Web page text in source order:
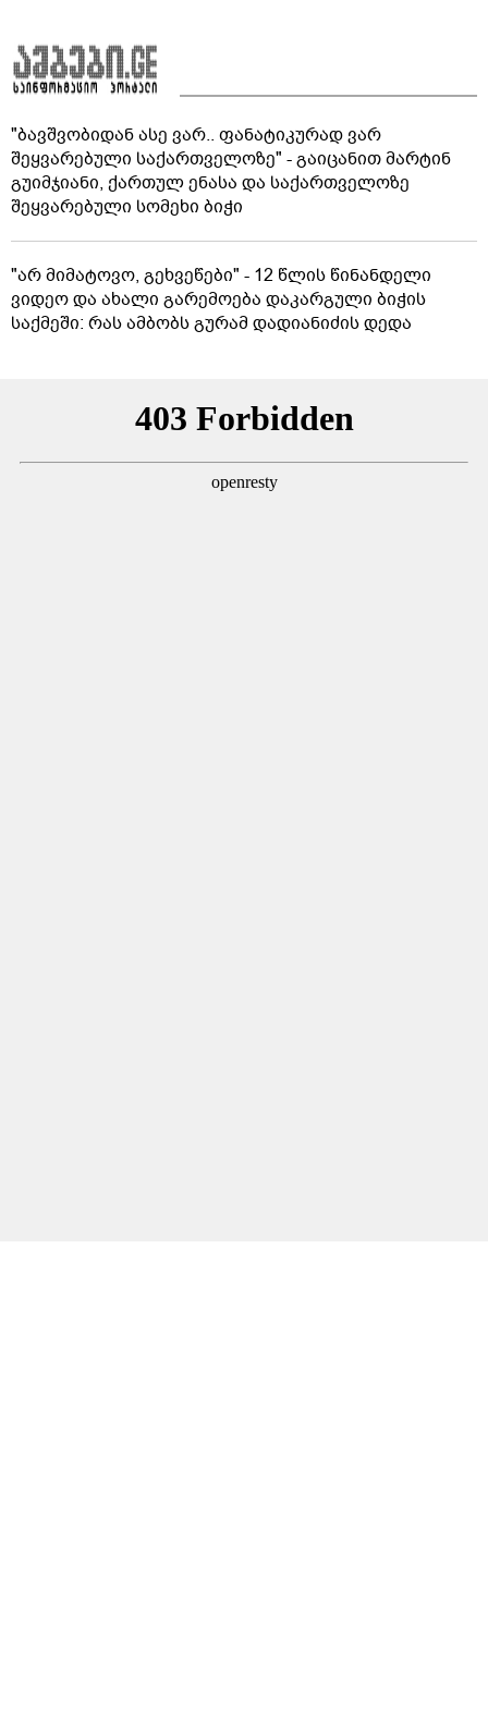
"ბავშვობიდან ასე ვარ.. ფანატიკურად ვარ
შეყვარებული საქართველოზე" - გაიცანით მარტინ
გუიმჯიანი, ქართულ ენასა და საქართველოზე
შეყვარებული სომეხი ბიჭი
"არ მიმატოვო, გეხვეწები" - 12 წლის წინანდელი
ვიდეო და ახალი გარემოება დაკარგული ბიჭის
საქმეში: რას ამბობს გურამ დადიანიძის დედა